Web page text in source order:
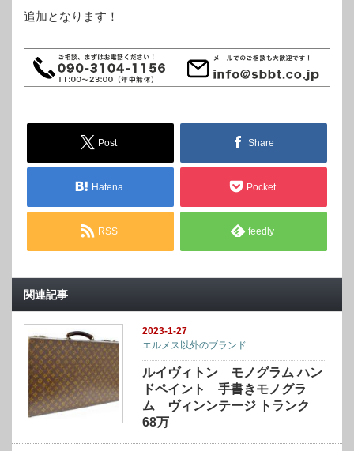
追加となります！
Post Share
Hatena Pocket
RSS feedly
関連記事
2023-1-27
エルメス以外のブランド
ルイヴィトン モノグラム ハン
ドペイント 手書きモノグラ
ム ヴィンンテージ トランク
68万